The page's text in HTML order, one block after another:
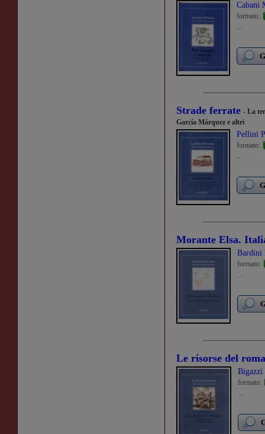
Cabani
formato:
...
Strade ferrate - La
García Márquez e altri
Pellini
formato:
...
Morante Elsa.
Bardini
formato:
...
Le risorse del
Bigazzi
formato:
...